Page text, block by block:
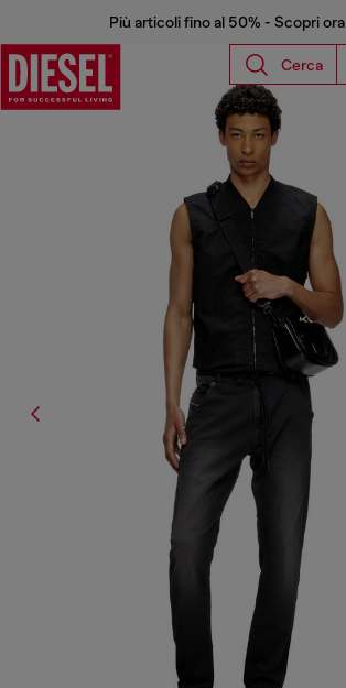
Più articoli fino al 50% - Scopri ora
Cerca